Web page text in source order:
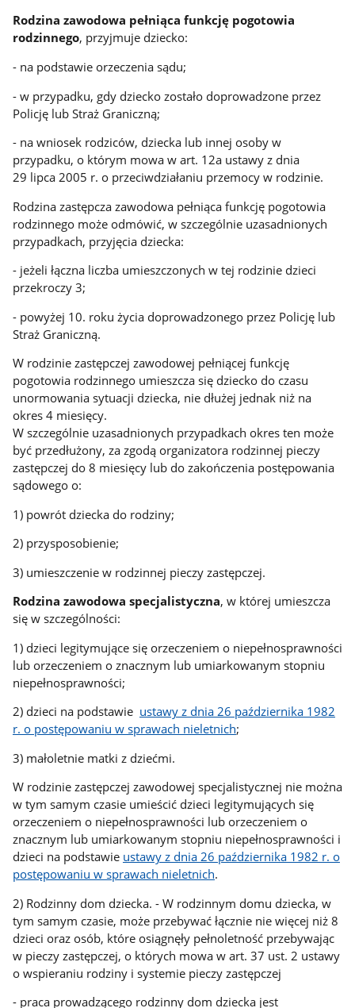
Rodzina zawodowa pełniąca funkcję pogotowia
rodzinnego, przyjmuje dziecko:
- na podstawie orzeczenia sądu;
- w przypadku, gdy dziecko zostało doprowadzone przez
Policję lub Straż Graniczną;
- na wniosek rodziców, dziecka lub innej osoby w
przypadku, o którym mowa w art. 12a ustawy z dnia
29 lipca 2005 r. o przeciwdziałaniu przemocy w rodzinie.
Rodzina zastępcza zawodowa pełniąca funkcję pogotowia
rodzinnego może odmówić, w szczególnie uzasadnionych
przypadkach, przyjęcia dziecka:
- jeżeli łączna liczba umieszczonych w tej rodzinie dzieci
przekroczy 3;
- powyżej 10. roku życia doprowadzonego przez Policję lub
Straż Graniczną.
W rodzinie zastępczej zawodowej pełniącej funkcję
pogotowia rodzinnego umieszcza się dziecko do czasu
unormowania sytuacji dziecka, nie dłużej jednak niż na
okres 4 miesięcy.
W szczególnie uzasadnionych przypadkach okres ten może
być przedłużony, za zgodą organizatora rodzinnej pieczy
zastępczej do 8 miesięcy lub do zakończenia postępowania
sądowego o:
1) powrót dziecka do rodziny;
2) przysposobienie;
3) umieszczenie w rodzinnej pieczy zastępczej.
Rodzina zawodowa specjalistyczna, w której umieszcza
się w szczególności:
1) dzieci legitymujące się orzeczeniem o niepełnosprawności
lub orzeczeniem o znacznym lub umiarkowanym stopniu
niepełnosprawności;
2) dzieci na podstawie ustawy z dnia 26 października 1982
r. o postępowaniu w sprawach nieletnich;
3) małoletnie matki z dziećmi.
W rodzinie zastępczej zawodowej specjalistycznej nie można
w tym samym czasie umieścić dzieci legitymujących się
orzeczeniem o niepełnosprawności lub orzeczeniem o
znacznym lub umiarkowanym stopniu niepełnosprawności i
dzieci na podstawie ustawy z dnia 26 października 1982 r. o
postępowaniu w sprawach nieletnich.
2) Rodzinny dom dziecka. - W rodzinnym domu dziecka, w
tym samym czasie, może przebywać łącznie nie więcej niż 8
dzieci oraz osób, które osiągnęły pełnoletność przebywając
w pieczy zastępczej, o których mowa w art. 37 ust. 2 ustawy
o wspieraniu rodziny i systemie pieczy zastępczej
- praca prowadzącego rodzinny dom dziecka jest